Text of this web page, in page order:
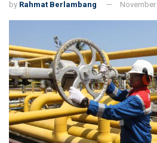
by Rahmat Berlambang November